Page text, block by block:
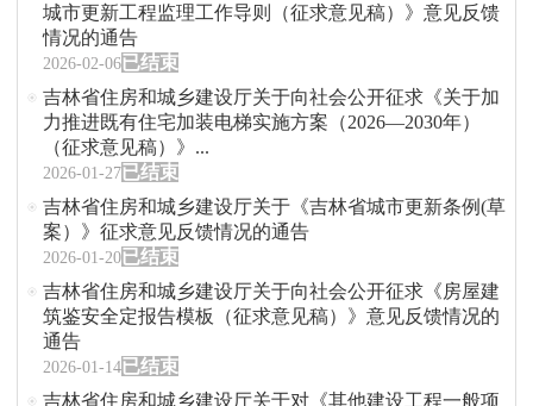
城市更新工程监理工作导则（征求意见稿）》意见反馈
情况的通告
2026-02-06已结束
吉林省住房和城乡建设厅关于向社会公开征求《关于加
力推进既有住宅加装电梯实施方案（2026—2030年）
（征求意见稿）》...
2026-01-27已结束
吉林省住房和城乡建设厅关于《吉林省城市更新条例(草
案）》征求意见反馈情况的通告
2026-01-20已结束
吉林省住房和城乡建设厅关于向社会公开征求《房屋建
筑鉴安全定报告模板（征求意见稿）》意见反馈情况的
通告
2026-01-14已结束
吉林省住房和城乡建设厅关于对《其他建设工程一般项